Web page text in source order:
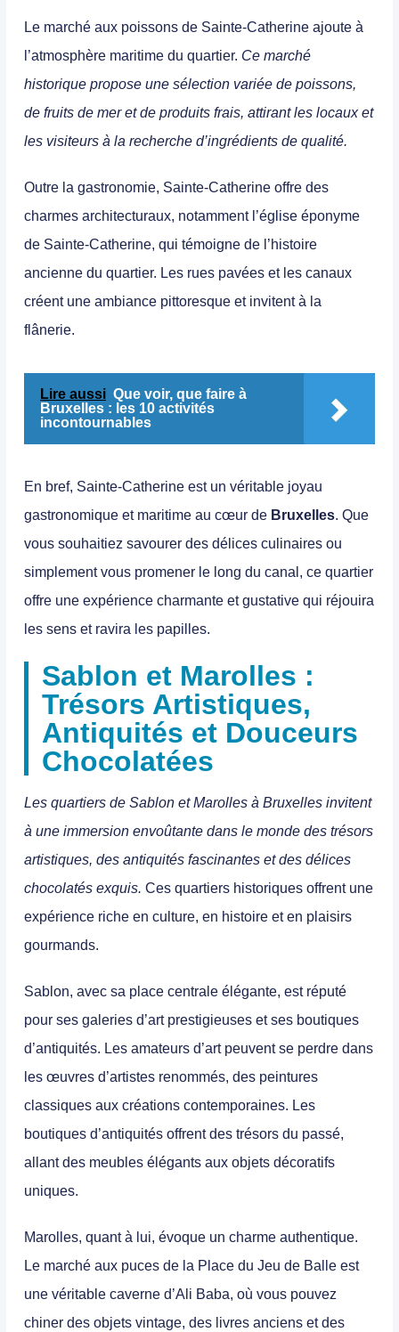
Le marché aux poissons de Sainte-Catherine ajoute à
l’atmosphère maritime du quartier. Ce marché
historique propose une sélection variée de poissons,
de fruits de mer et de produits frais, attirant les locaux et
les visiteurs à la recherche d’ingrédients de qualité.
Outre la gastronomie, Sainte-Catherine offre des
charmes architecturaux, notamment l’église éponyme
de Sainte-Catherine, qui témoigne de l’histoire
ancienne du quartier. Les rues pavées et les canaux
créent une ambiance pittoresque et invitent à la
flânerie.
Lire aussi Que voir, que faire à
Bruxelles : les 10 activités
incontournables
En bref, Sainte-Catherine est un véritable joyau
gastronomique et maritime au cœur de Bruxelles. Que
vous souhaitiez savourer des délices culinaires ou
simplement vous promener le long du canal, ce quartier
offre une expérience charmante et gustative qui réjouira
les sens et ravira les papilles.
Sablon et Marolles :
Trésors Artistiques,
Antiquités et Douceurs
Chocolatées
Les quartiers de Sablon et Marolles à Bruxelles invitent
à une immersion envoûtante dans le monde des trésors
artistiques, des antiquités fascinantes et des délices
chocolatés exquis. Ces quartiers historiques offrent une
expérience riche en culture, en histoire et en plaisirs
gourmands.
Sablon, avec sa place centrale élégante, est réputé
pour ses galeries d’art prestigieuses et ses boutiques
d’antiquités. Les amateurs d’art peuvent se perdre dans
les œuvres d’artistes renommés, des peintures
classiques aux créations contemporaines. Les
boutiques d’antiquités offrent des trésors du passé,
allant des meubles élégants aux objets décoratifs
uniques.
Marolles, quant à lui, évoque un charme authentique.
Le marché aux puces de la Place du Jeu de Balle est
une véritable caverne d’Ali Baba, où vous pouvez
chiner des objets vintage, des livres anciens et des